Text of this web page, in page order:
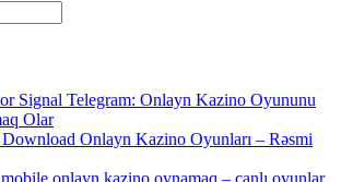
Signal Telegram: Onlayn Kazino Oyununu
Olar
Onlayn Kazino Oyunları – Rəsmi
onlayn kazino oynamaq – canlı oyunlar